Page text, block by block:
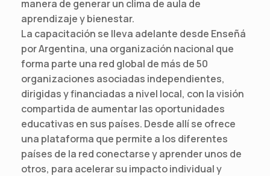
manera de generar un clima de aula de
aprendizaje y bienestar.
La capacitación se lleva adelante desde Enseñá
por Argentina, una organización nacional que
forma parte una red global de más de 50
organizaciones asociadas independientes,
dirigidas y financiadas a nivel local, con la visión
compartida de aumentar las oportunidades
educativas en sus países. Desde allí se ofrece
una plataforma que permite a los diferentes
países de la red conectarse y aprender unos de
otros, para acelerar su impacto individual y